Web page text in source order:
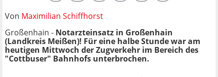
Von Maximilian Schiffhorst
Großenhain - Notarzteinsatz in Großenhain
(Landkreis Meißen)! Für eine halbe Stunde war am
heutigen Mittwoch der Zugverkehr im Bereich des
"Cottbuser" Bahnhofs unterbrochen.